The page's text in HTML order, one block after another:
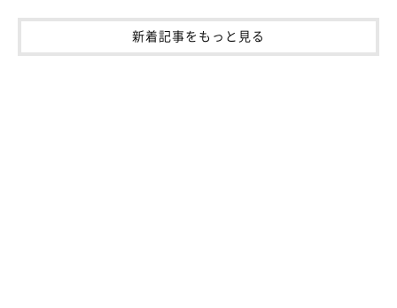
新着記事をもっと見る